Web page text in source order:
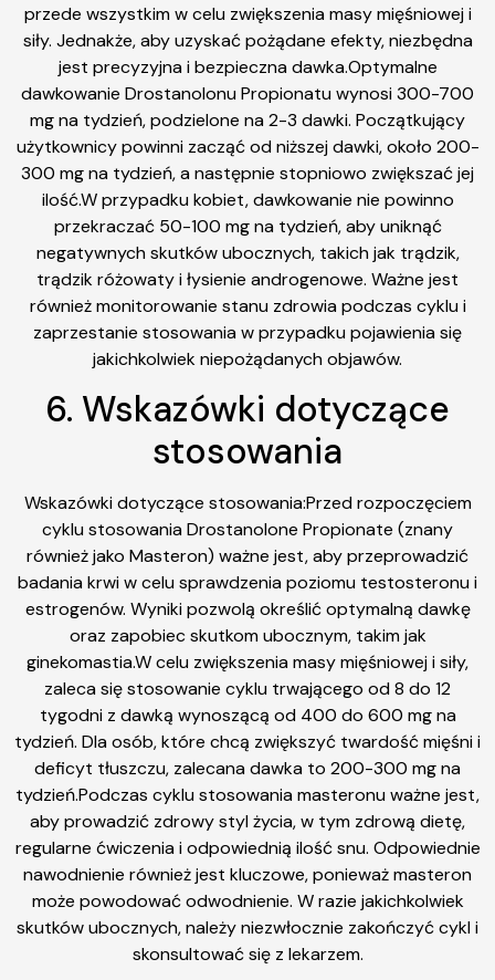
przede wszystkim w celu zwiększenia masy mięśniowej i
siły. Jednakże, aby uzyskać pożądane efekty, niezbędna
jest precyzyjna i bezpieczna dawka.Optymalne
dawkowanie Drostanolonu Propionatu wynosi 300-700
mg na tydzień, podzielone na 2-3 dawki. Początkujący
użytkownicy powinni zacząć od niższej dawki, około 200-
300 mg na tydzień, a następnie stopniowo zwiększać jej
ilość.W przypadku kobiet, dawkowanie nie powinno
przekraczać 50-100 mg na tydzień, aby uniknąć
negatywnych skutków ubocznych, takich jak trądzik,
trądzik różowaty i łysienie androgenowe. Ważne jest
również monitorowanie stanu zdrowia podczas cyklu i
zaprzestanie stosowania w przypadku pojawienia się
jakichkolwiek niepożądanych objawów.
6. Wskazówki dotyczące
stosowania
Wskazówki dotyczące stosowania:Przed rozpoczęciem
cyklu stosowania Drostanolone Propionate (znany
również jako Masteron) ważne jest, aby przeprowadzić
badania krwi w celu sprawdzenia poziomu testosteronu i
estrogenów. Wyniki pozwolą określić optymalną dawkę
oraz zapobiec skutkom ubocznym, takim jak
ginekomastia.W celu zwiększenia masy mięśniowej i siły,
zaleca się stosowanie cyklu trwającego od 8 do 12
tygodni z dawką wynoszącą od 400 do 600 mg na
tydzień. Dla osób, które chcą zwiększyć twardość mięśni i
deficyt tłuszczu, zalecana dawka to 200-300 mg na
tydzień.Podczas cyklu stosowania masteronu ważne jest,
aby prowadzić zdrowy styl życia, w tym zdrową dietę,
regularne ćwiczenia i odpowiednią ilość snu. Odpowiednie
nawodnienie również jest kluczowe, ponieważ masteron
może powodować odwodnienie. W razie jakichkolwiek
skutków ubocznych, należy niezwłocznie zakończyć cykl i
skonsultować się z lekarzem.